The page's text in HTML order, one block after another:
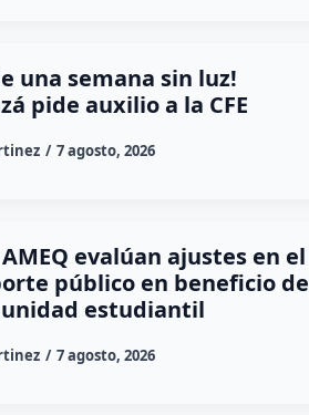
una semana sin luz!
pide auxilio a la CFE
7 agosto, 2026
evalúan ajustes en el
público en beneficio de
estudiantil
7 agosto, 2026